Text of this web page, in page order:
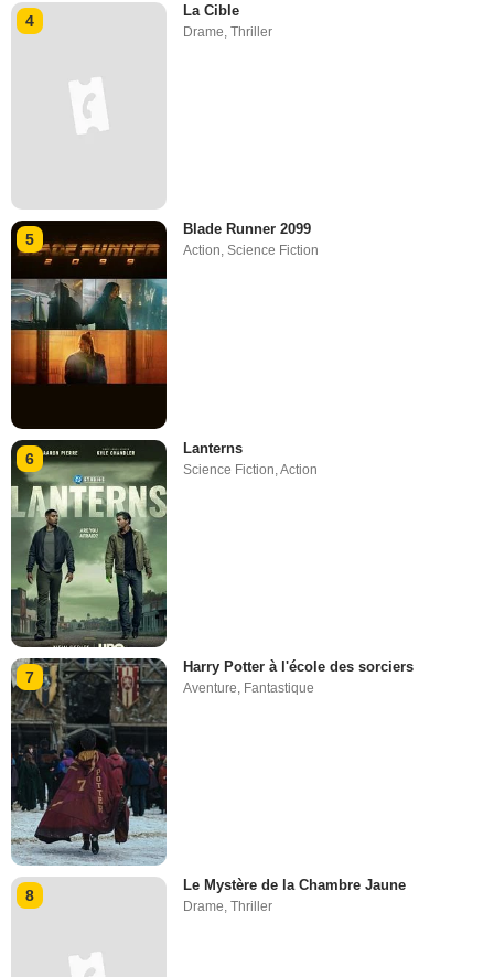
4
La Cible
Drame,Thriller
5
Blade Runner 2099
Action,Science Fiction
6
Lanterns
Science Fiction ,Action
7
Harry Potter à l'école des sorciers
Aventure, Fantastique
8
Le Mystère de la Chambre Jaune
Drame,Thriller